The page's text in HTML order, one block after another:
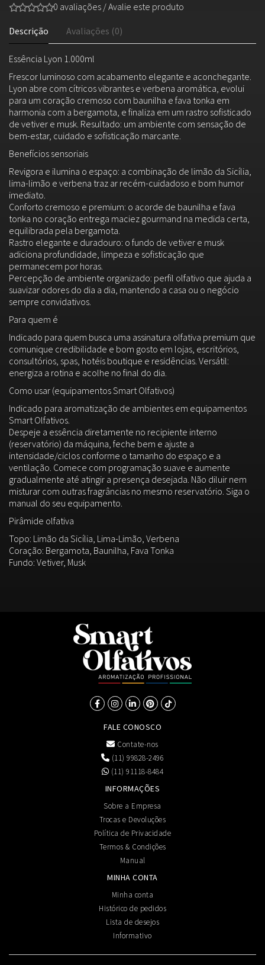
0 avaliações /Avalie este produto
Descrição Avaliações (0)
Essência Lyon 1.000ml
Frescor luminoso com acabamento elegante e aconchegante.
Lyon abre com cítricos vibrantes e verbena aromática, evolui
para um coração cremoso com baunilha e fava tonka em
harmonia com a bergamota, e finaliza em um rastro sofisticado
de vetiver e musk. Resultado: um ambiente com sensação de
bem-estar, cuidado e sofisticação marcante.
Benefícios sensoriais
Revigora e ilumina o espaço: a combinação de limão da Sicília,
lima-limão e verbena traz ar recém-cuidadoso e bom humor
imediato.
Conforto cremoso e premium: o acorde de baunilha e fava
tonka no coração entrega maciez gourmand na medida certa,
equilibrada pela bergamota.
Rastro elegante e duradouro: o fundo de vetiver e musk
adiciona profundidade, limpeza e sofisticação que
permanecem por horas.
Percepção de ambiente organizado: perfil olfativo que ajuda a
suavizar odores do dia a dia, mantendo a casa ou o negócio
sempre convidativos.
Para quem é
Indicado para quem busca uma assinatura olfativa premium que
comunique credibilidade e bom gosto em lojas, escritórios,
consultórios, spas, hotéis boutique e residências. Versátil:
energiza a rotina e acolhe no final do dia.
Como usar (equipamentos Smart Olfativos)
Indicado para aromatização de ambientes em equipamentos
Smart Olfativos.
Despeje a essência diretamente no recipiente interno
(reservatório) da máquina, feche bem e ajuste a
intensidade/ciclos conforme o tamanho do espaço e a
ventilação. Comece com programação suave e aumente
gradualmente até atingir a presença desejada. Não diluir nem
misturar com outras fragrâncias no mesmo reservatório. Siga o
manual do seu equipamento.
Pirâmide olfativa
Topo: Limão da Sicília, Lima-Limão, Verbena
Coração: Bergamota, Baunilha, Fava Tonka
Fundo: Vetiver, Musk
FALE CONOSCO
Contate-nos
(11) 99828-2496
(11) 91118-8484
INFORMAÇÕES
Sobre a Empresa
Trocas e Devoluções
Política de Privacidade
Termos & Condições
Manual
MINHA CONTA
Minha conta
Histórico de pedidos
Lista de desejos
Informativo